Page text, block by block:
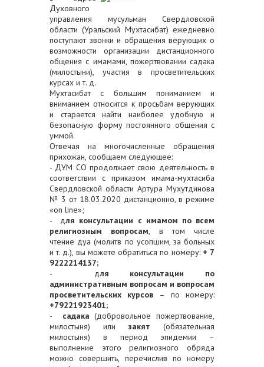
Духовного
управления мусульман Свердловской
области (Уральский Мухтасибат) ежедневно
поступают звонки и обращения верующих о
возможности организации дистанционного
общения с имамами, пожертвовании садака
(милостыни), участия в просветительских
курсах и т. д.
Мухтасибат с большим пониманием и
вниманием относится к просьбам верующих
и старается найти наиболее удобную и
безопасную форму постоянного общения с
уммой.
Отвечая на многочисленные обращения
прихожан, сообщаем следующее:
- ДУМ СО продолжает свою деятельность в
соответствии с приказом имама-мухтасиба
Свердловской области Артура Мухутдинова
№ 3 от 18.03.2020 дистанционно, в режиме
«on line»;
- для консультации с имамом по всем
религиозным вопросам, в том числе
чтение дуа (молитв по усопшим, за больных
и т. д.), вы можете обратиться по номеру:+ 7
9222214137;
- для консультации по
административным вопросам и вопросам
просветительских курсов
–
по номеру:
+79221923401;
- садака (добровольное пожертвование,
милостыня) или закят (обязательная
милостыня) в период эпидемии –
выполнение этого религиозного обряда
можно совершить, перечислив по номеру